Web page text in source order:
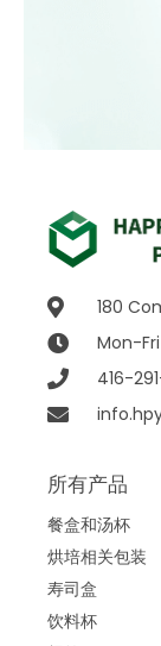
180
Mon-
416-
所有产品
餐盒和汤杯
烘培相关包装
寿司盒
饮料杯